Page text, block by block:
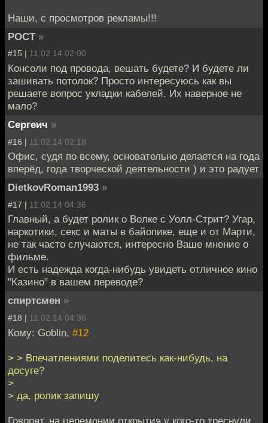
Наши, с просмотров рекламы!!!
POCT »
#15 | 11.02.14 02:00
Консоли под провода, вешать будете? И будете ли
зашивать потолок? Просто интересуюсь как вы
решаете вопрос укладки кабелей. Их наверное не
мало?
Сергеич »
#16 | 11.02.14 02:18
Офис, судя по всему, основательно делается на года
вперёд, года творческой деятельности ) и это радует
DietkovRoman1993 »
#17 | 11.02.14 04:36
Главный, а будет ролик о Волке с Уолл-Стрит? Угар,
наркотики, секс и маты в байопике, еще и от Марти,
не так часто случаются, интересно Ваше мнение о
фильме.
И есть надежда когда-нибудь увидеть отличное кино
"Казино" в вашем переводе?
спиртсмен »
#18 | 11.02.14 04:36
Кому: Goblin, #12
> > Впечатлениями поделитесь как-нибудь, на
досуге?
>
> да, ролик запишу
Говорят, на церемонии открытия у кого-то треснули